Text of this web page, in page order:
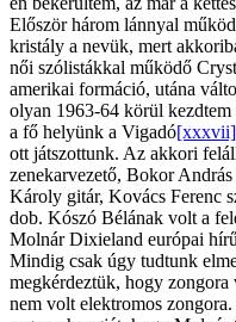
Először három lánnyal
kristály a nevük, mert
női szólistákkal működő
amerikai formáció, utána
olyan 1963-64 körül
a fő helyünk a Vigadó[xxxvii]
ott játszottunk. Az akkori
zenekarvezető, Bokor
Károly gitár, Kovács Ferenc
dob. Kószó Bélának volt a
Molnár Dixieland európai
Mindig csak úgy tudtunk
megkérdeztük, hogy
nem volt elektromos